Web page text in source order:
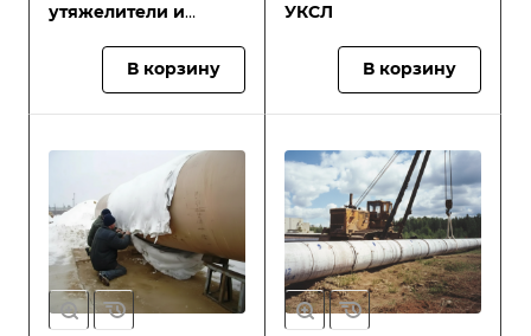
утяжелители и
В корзину
УКСЛ
В корзину